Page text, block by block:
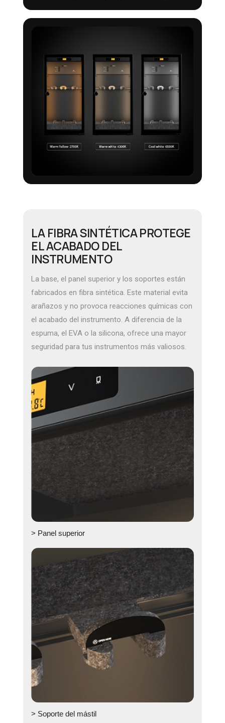
LA FIBRA SINTÉTICA PROTEGE
EL ACABADO DEL
INSTRUMENTO
La base, el panel superior y los soportes están
fabricados en fibra sintética. Este material evita
arañazos y no provoca reacciones químicas con
el acabado del instrumento. A diferencia de la
espuma, el EVA o la silicona, ofrece una mayor
seguridad para tus instrumentos más valiosos.
> Panel superior
> Soporte del mástil